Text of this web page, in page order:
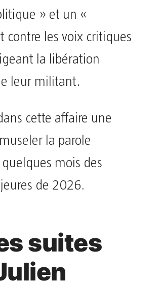
» et un «
contre les voix critiques
la libération
leur militant.
cette affaire une
la parole
mois des
de 2026.
suites